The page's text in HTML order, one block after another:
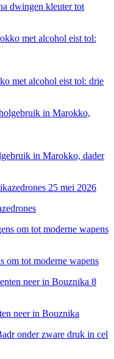
dwingen kleuter tot
met alcohol eist tol: drie
in Marokko, dader
25 mei 2026
om tot moderne wapens
8
neer in Bouznika